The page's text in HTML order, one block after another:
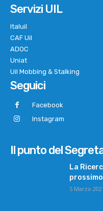
Servizi UIL
Italuil
CAF Uil
ADOC
Uniat
Uil Mobbing & Stalking
Seguici
Facebook
Instagram
Il punto del
La
5 Marzo